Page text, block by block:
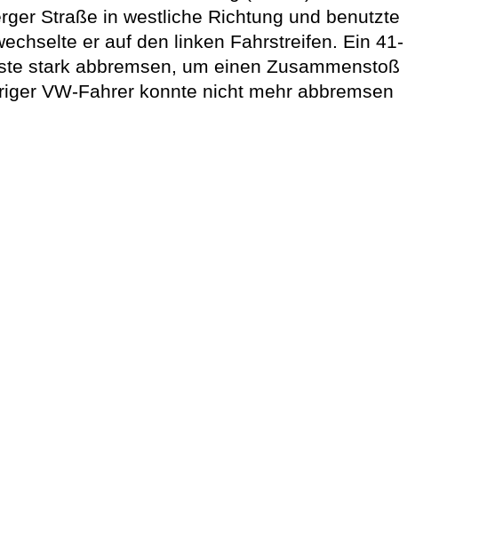
Straße in westliche Richtung und benutzte
er auf den linken Fahrstreifen. Ein 41-
stark abbremsen, um einen Zusammenstoß
VW-Fahrer konnte nicht mehr abbremsen